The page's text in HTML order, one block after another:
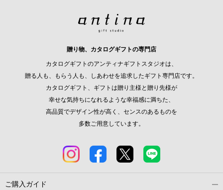
贈り物、カタログギフトの専門店
カタログギフトのアンティナギフトスタジオは、
贈る人も、もらう人も、しあわせを追求したギフト専門店です。
カタログギフト、ギフトは贈り主様と贈り先様が
幸せな気持ちになれるような幸福感に満ちた、
高品質でデザイン性が高く、センスのあるものを
多数ご用意しています。
ご購入ガイド